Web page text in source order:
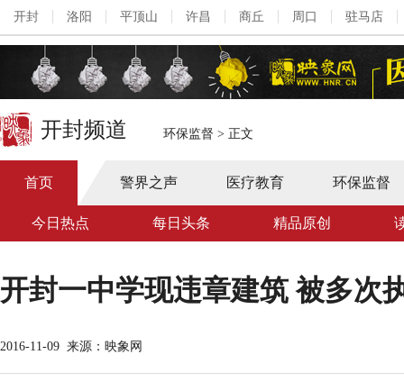
开封 洛阳 平顶山 许昌 商丘 周口 驻马店
开封频道 环保监督 > 正文
首页 警界之声 医疗教育 环保监督
今日热点 每日头条 精品原创
开封一中学现违章建筑 被多次
2016-11-09 来源：映象网